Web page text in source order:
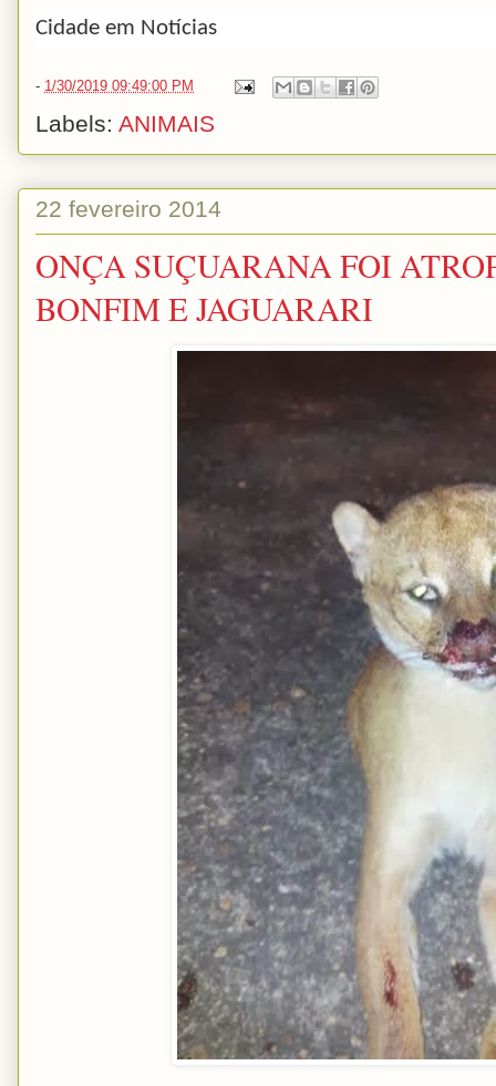
Cidade em Notícias
- 1/30/2019 09:49:00 PM
Labels: ANIMAIS
22 fevereiro 2014
ONÇA SUÇUARANA FOI
BONFIM E JAGUARARI